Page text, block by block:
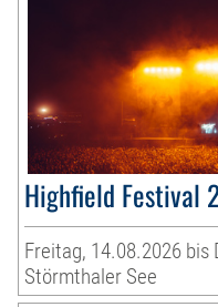
Highfield Festival
Freitag, 14.08.2026 bis
Störmthaler See